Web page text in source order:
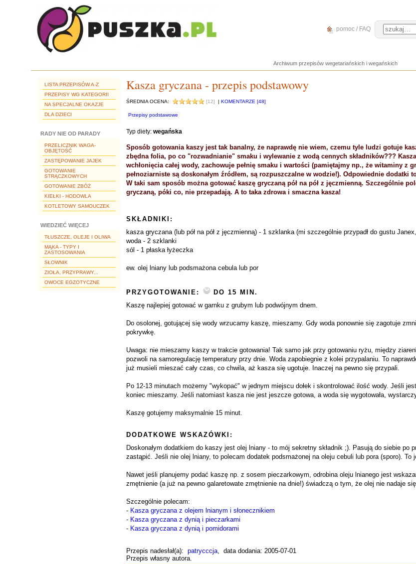
pomoc / FAQ
Archiwum przepisów wegetariańskich i wegańskich
LISTA PRZEPISÓW A-Z
PRZEPISY WG KATEGORII
NA SPECJALNE OKAZJE
DLA DZIECI
RADY NIE OD PARADY
PRZELICZNIK WAGA-
OBJĘTOŚĆ
ZASTĘPOWANIE JAJEK
GOTOWANIE
STRĄCZKOWYCH
GOTOWANIE ZBÓŻ
KIEŁKI - HODOWLA
KOTLETOWY SAMOUCZEK
WIEDZIEĆ WIĘCEJ
TŁUSZCZE, OLEJE I OLIWA
MĄKA - TYPY I
ZASTOSOWANIA
SŁOWNIK
ZIOŁA, PRZYPRAWY...
OWOCE EGZOTYCZNE
Kasza gryczana - przepis podstawowy
ŚREDNIA OCENA: [12] | KOMENTARZE [48]
Przepisy podstawowe
Typ diety: wegańska
Sposób gotowania kaszy jest tak banalny, że naprawdę nie wiem, czemu tyle ludzi gotuje
zbędna folia, po co "rozwadnianie" smaku i wylewanie z wodą cennych składników???
wchłonięcia całej wody, zachowuje pełnię smaku i wartości (pamiętajmy np., że witaminy z
pełnoziarniste są doskonałym źródłem, są rozpuszczalne w wodzie!). Odpowiednie dodatki
W taki sam sposób można gotować kaszę gryczaną pół na pół z jęczmienną. Szczególnie
gryczaną, póki co, nie przepadają. A to taka zdrowa i smaczna kasza!
SKŁADNIKI:
kasza gryczana (lub pół na pół z jęczmienną) - 1 szklanka (mi szczególnie przypadł do gustu
woda - 2 szklanki
sól - 1 płaska łyżeczka
ew. olej lniany lub podsmażona cebula lub por
PRZYGOTOWANIE:
DO 15 MIN.
Kaszę najlepiej gotować w garnku z grubym lub podwójnym dnem.
Do osolonej, gotującej się wody wrzucamy kaszę, mieszamy. Gdy woda ponownie się zagotuje
pokrywkę.
Uwaga: nie mieszamy kaszy w trakcie gotowania! Tak samo jak przy gotowaniu ryżu, między
pozwoli na samoregulację temperatury przy dnie. Woda zapobiegnie z kolei przypalaniu. To
już musieli mieszać cały czas, co chwila, aż kasza się ugotuje. Inaczej na pewno się przypali.
Po 12-13 minutach możemy "wykopać" w jednym miejscu dołek i skontrolować ilość wody. Jeśli
koniec mieszamy. Jeśli natomiast kasza nie jest jeszcze gotowa, a woda się wygotowała,
Kaszę gotujemy maksymalnie 15 minut.
DODATKOWE WSKAZÓWKI:
Doskonałym dodatkiem do kaszy jest olej lniany - to mój sekretny składnik ;). Pasują do siebie
zastąpić. Jeśli nie olej lniany, to polecam dodatek podsmażonej na oleju cebuli lub pora (sporo).
Nawet jeśli planujemy podać kaszę np. z sosem pieczarkowym, odrobina oleju lnianego jest
zmętnienie (a już na pewno galaretowate zmętnienie na dnie!) świadczą o tym, że olej nie nadaje
Szczególnie polecam:
- Kasza gryczana z olejem lnianym i słonecznikiem
- Kasza gryczana z dynią i pieczarkami
- Kasza gryczana z dynią i pomidorami
Przepis nadesłał(a): patrycccja, data dodania: 2005-07-01
Przepis własny autora.